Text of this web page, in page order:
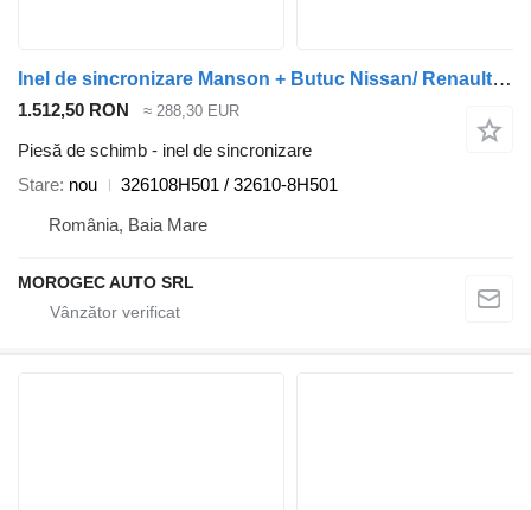
Inel de sincronizare Manson + Butuc Nissan/ Renault 326108H501 pentru automobil Nissan Qashqai+2 / Nissan X-Trail / Renault Koleos
1.512,50 RON ≈ 288,30 EUR
Piesă de schimb - inel de sincronizare
Stare nou
326108H501 / 32610-8H501
România, Baia Mare
MOROGEC AUTO SRL